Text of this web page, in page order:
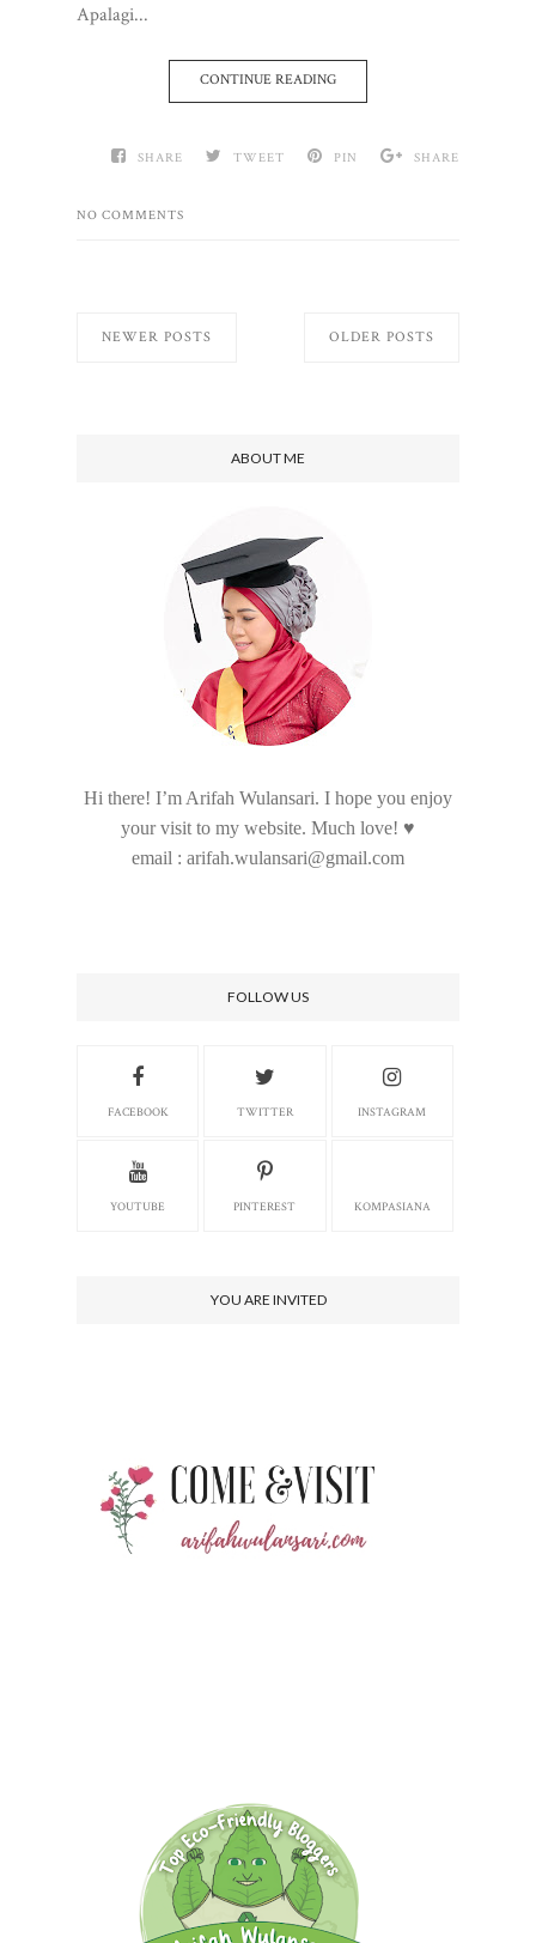
Apalagi...
CONTINUE READING
SHARE TWEET PIN SHARE
NO COMMENTS
NEWER POSTS OLDER POSTS
ABOUT ME
Hi there! I’m Arifah Wulansari. I hope you enjoy
your visit to my website. Much love! ♥
email : arifah.wulansari@gmail.com
FOLLOW US
FACEBOOK TWITTER INSTAGRAM
YOUTUBE PINTEREST KOMPASIANA
YOU ARE INVITED